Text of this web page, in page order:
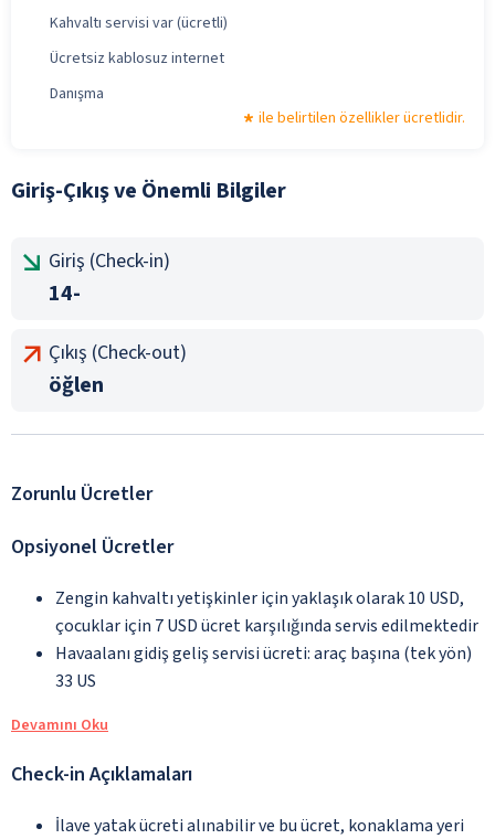
Kahvaltı servisi var (ücretli)
Ücretsiz kablosuz internet
Danışma
ile belirtilen özellikler ücretlidir.
Giriş-Çıkış ve Önemli Bilgiler
Giriş (Check-in)
14-
Çıkış (Check-out)
öğlen
Zorunlu Ücretler
Opsiyonel Ücretler
Zengin kahvaltı yetişkinler için yaklaşık olarak 10 USD,
çocuklar için 7 USD ücret karşılığında servis edilmektedir
Havaalanı gidiş geliş servisi ücreti: araç başına (tek yön)
33 US
Devamını Oku
Check-in Açıklamaları
İlave yatak ücreti alınabilir ve bu ücret, konaklama yeri